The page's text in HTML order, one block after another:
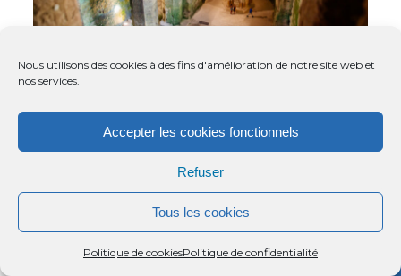
Nous utilisons des cookies à des fins d'amélioration de notre site web et
nos services.
Accepter les cookies fonctionnels
Refuser
Tous les cookies
Politique de cookiesPolitique de confidentialité
Le Routard vous
livre quelques coups
de cœur
Passer de salons en cabinets dans le
Menu